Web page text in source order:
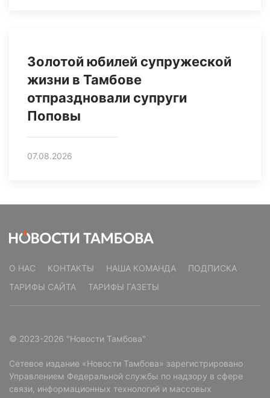
Золотой юбилей супружеской
жизни в Тамбове
отпраздновали супруги
Поповы
07.08.2026
О НАС КОНТАКТЫ НАША КОМАНДА
ПОДПИСКА
ТАРИФЫ САЙТА
ТАРИФЫ ГАЗЕТЫ
© 2023-2026 "Новости Тамбова"
Сетевое издание «Новости Тамбова» зарегистрировано
Управлением Федеральной службы по надзору в сфере
связи, информационных технологий и массовых